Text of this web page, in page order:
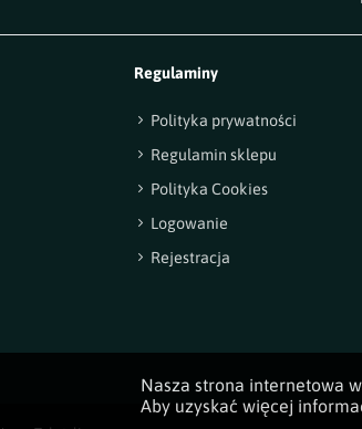
Regulaminy
Polityka prywatności
Regulamin sklepu
Polityka Cookies
Logowanie
Rejestracja
Nasza strona internetowa
Aby uzyskać więcej